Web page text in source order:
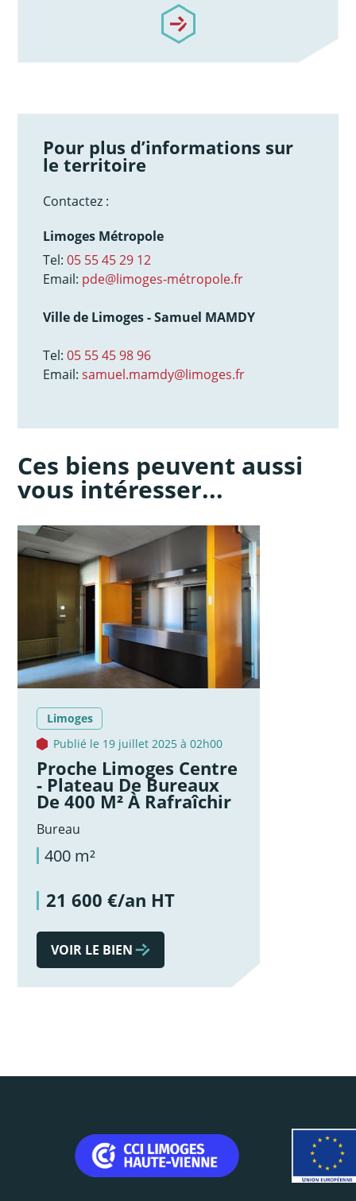
/notre-accompagnement
Pour plus d’informations sur
le territoire
Contactez :
Limoges Métropole
Tel:05 55 45 29 12
Email: pde@limoges-métropole.fr
Ville de Limoges - Samuel MAMDY
Tel:05 55 45 98 96
Email:samuel.mamdy@limoges.fr
Ces biens peuvent aussi
vous intéresser...
Limoges
Publié le 19 juillet 2025 à 02h00
Proche Limoges Centre
- Plateau De Bureaux
De 400 M² À Rafraîchir
Bureau
400 m²
21 600 €/an HT
VOIR LE BIEN